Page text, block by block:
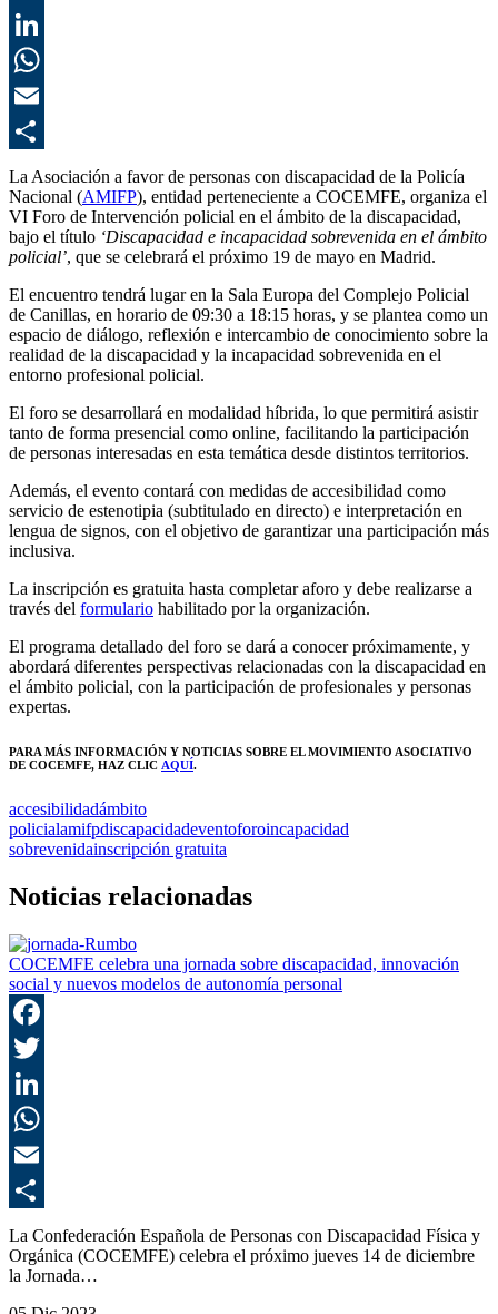
La Asociación a favor de personas con discapacidad de la Policía
Nacional (AMIFP), entidad perteneciente a COCEMFE, organiza el
VI Foro de Intervención policial en el ámbito de la discapacidad,
bajo el título ‘Discapacidad e incapacidad sobrevenida en el ámbito
policial’, que se celebrará el próximo 19 de mayo en Madrid.
El encuentro tendrá lugar en la Sala Europa del Complejo Policial
de Canillas, en horario de 09:30 a 18:15 horas, y se plantea como un
espacio de diálogo, reflexión e intercambio de conocimiento sobre la
realidad de la discapacidad y la incapacidad sobrevenida en el
entorno profesional policial.
El foro se desarrollará en modalidad híbrida, lo que permitirá asistir
tanto de forma presencial como online, facilitando la participación
de personas interesadas en esta temática desde distintos territorios.
Además, el evento contará con medidas de accesibilidad como
servicio de estenotipia (subtitulado en directo) e interpretación en
lengua de signos, con el objetivo de garantizar una participación más
inclusiva.
La inscripción es gratuita hasta completar aforo y debe realizarse a
través del formulario habilitado por la organización.
El programa detallado del foro se dará a conocer próximamente, y
abordará diferentes perspectivas relacionadas con la discapacidad en
el ámbito policial, con la participación de profesionales y personas
expertas.
PARA MÁS INFORMACIÓN Y NOTICIAS SOBRE EL MOVIMIENTO ASOCIATIVO
DE COCEMFE, HAZ CLIC AQUÍ.
accesibilidadámbito
policialamifpdiscapacidadeventoforoincapacidad
sobrevenidainscripción gratuita
Noticias relacionadas
COCEMFE celebra una jornada sobre discapacidad, innovación
social y nuevos modelos de autonomía personal
La Confederación Española de Personas con Discapacidad Física y
Orgánica (COCEMFE) celebra el próximo jueves 14 de diciembre
la Jornada…